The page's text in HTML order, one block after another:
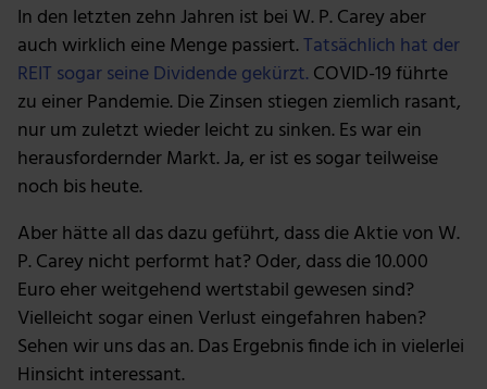
In den letzten zehn Jahren ist bei W. P. Carey aber
auch wirklich eine Menge passiert.Tatsächlich hat der
REIT sogar seine Dividende gekürzt. COVID-19 führte
zu einer Pandemie. Die Zinsen stiegen ziemlich rasant,
nur um zuletzt wieder leicht zu sinken. Es war ein
herausfordernder Markt. Ja, er ist es sogar teilweise
noch bis heute.
Aber hätte all das dazu geführt, dass die Aktie von W.
P. Carey nicht performt hat? Oder, dass die 10.000
Euro eher weitgehend wertstabil gewesen sind?
Vielleicht sogar einen Verlust eingefahren haben?
Sehen wir uns das an. Das Ergebnis finde ich in vielerlei
Hinsicht interessant.